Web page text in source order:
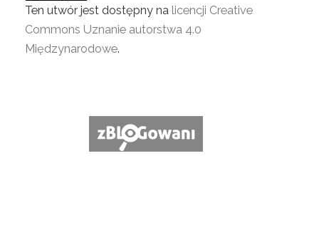
Ten utwór jest dostępny na licencji Creative
Commons Uznanie autorstwa 4.0
Międzynarodowe.